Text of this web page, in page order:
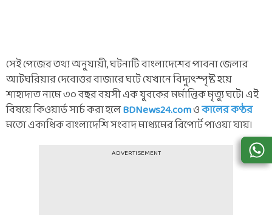
সেই পেজের তথ্য অনুযায়ী, ঘটনাটি বাংলাদেশের পাবনা জেলার
আটঘ‌রিয়ার দেবোত্তর বাজারে ঘটে যেখানে বিদ্যুৎস্পৃষ্ট হয়ে
শাহাদাত নামে ৩০ বছর বয়সী এক যুবকের মর্মান্তিক মৃত্যু ঘটে। এই
বিষয়ে কিওয়ার্ড সার্চ করা হলেBDNews24.comওকালের কণ্ঠর
মতো একাধিক বাংলাদেশি সংবাদ মাধ্যমের রিপোর্ট পাওয়া যায়।
ADVERTISEMENT